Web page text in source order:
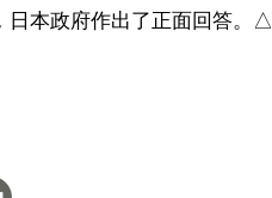
日本政府作出了正面回答。△